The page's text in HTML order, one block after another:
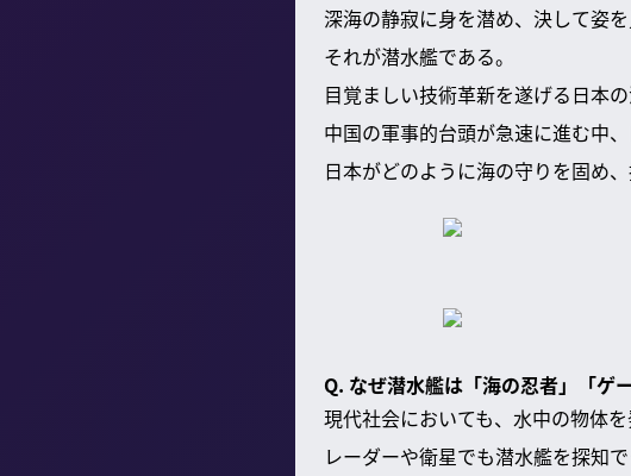
深海の静寂に身を潜め、決して姿
それが潜水艦である。
目覚ましい技術革新を遂げる日本
中国の軍事的台頭が急速に進む中
日本がどのように海の守りを固め
Q. なぜ潜水艦は「海の忍者」「ゲ
現代社会においても、水中の物体
レーダーや衛星でも潜水艦を探知